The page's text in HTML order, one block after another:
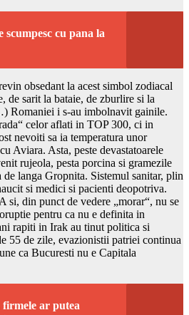
scumpesc cu pana la
obsedant la acest simbol zodiacal
de sarit la bataie, de zburlire si la
Romaniei i s-au imbolnavit gainile.
celor aflati in TOP 300, ci in
nevoiti sa ia temperatura unor
Aviara. Asta, peste devastatoarele
rujeola, pesta porcina si gramezile
langa Gropnita. Sistemul sanitar, plin
si medici si pacienti deopotriva.
si, din punct de vedere „morar“, nu se
pentru ca nu e definita in
rapiti in Irak au tinut politica si
55 de zile, evazionistii patriei continua
ca Bucuresti nu e Capitala
ar putea